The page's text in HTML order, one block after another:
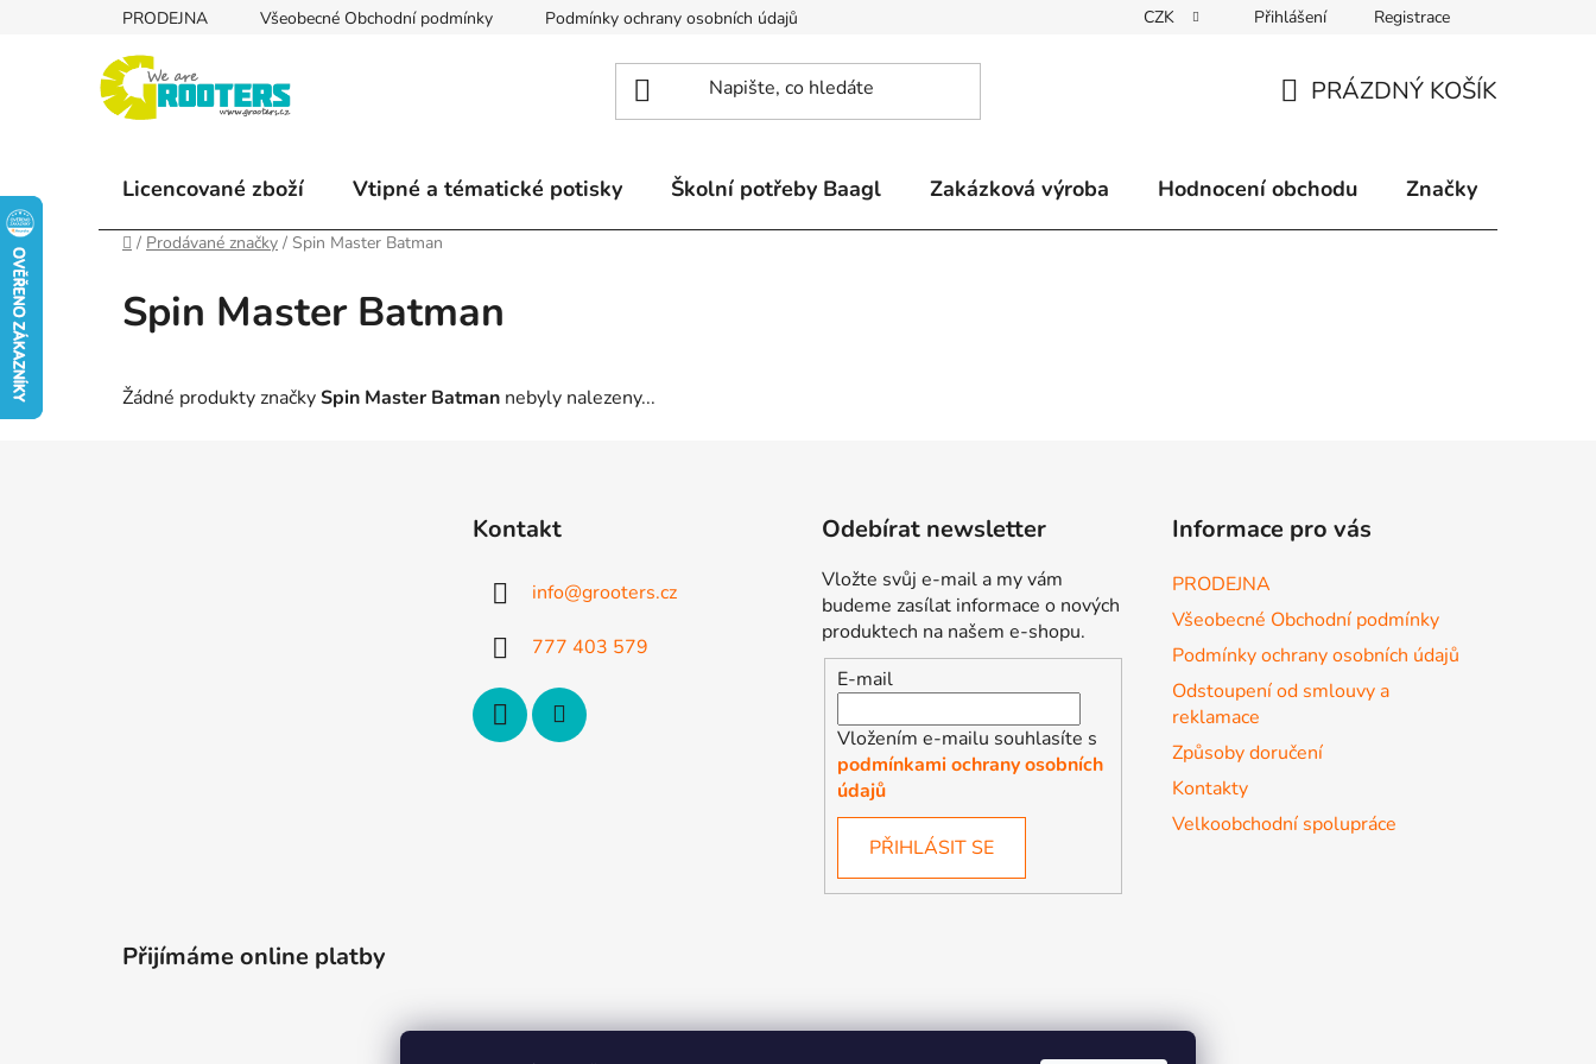
PRODEJNA Všeobecné Obchodní podmínky Podmínky ochrany osobních údajů Způsoby doručení Kontakty
CZK Přihlášení Registrace
KOŠÍK
PRÁZDNÝ KOŠÍK
Licencované zboží Vtipné a tématické potisky Školní potřeby Baagl Zakázková výroba Hodnocení obchodu Značky
Domů
/ Prodávané značky / Spin Master Batman
Spin Master Batman
Žádné produkty značkySpin Master Batman nebyly nalezeny...
Kontakt
info@grooters.cz
777 403 579
Odebírat newsletter
Vložte svůj e-mail a my vám
budeme zasílat informace o nových
produktech na našem e-shopu.
E-mail
Vložením e-mailu souhlasíte s
podmínkami ochrany osobních
údajů
PŘIHLÁSIT SE
Informace pro vás
PRODEJNA
Všeobecné Obchodní podmínky
Podmínky ochrany osobních údajů
Odstoupení od smlouvy a
reklamace
Způsoby doručení
Kontakty
Velkoobchodní spolupráce
Přijímáme online platby